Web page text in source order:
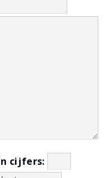
cijfers: